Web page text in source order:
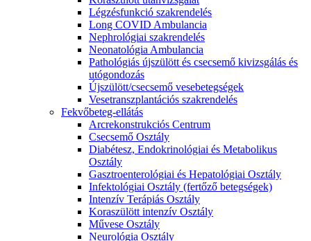
Légzésfunkció szakrendelés
Long COVID Ambulancia
Nephrológiai szakrendelés
Neonatológia Ambulancia
Pathológiás újszülött és csecsemő kivizsgálás és
utógondozás
Újszülött/csecsemő vesebetegségek
Vesetranszplantációs szakrendelés
Fekvőbeteg-ellátás
Arcrekonstrukciós Centrum
Csecsemő Osztály
Diabétesz, Endokrinológiai és Metabolikus
Osztály
Gasztroenterológiai és Hepatológiai Osztály
Infektológiai Osztály (fertőző betegségek)
Intenzív Terápiás Osztály
Koraszülött intenzív Osztály
Művese Osztály
Neurológia Osztály